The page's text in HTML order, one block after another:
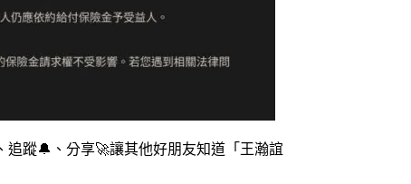
蹤🔔、分享🚀讓其他好朋友知道「王瀚誼